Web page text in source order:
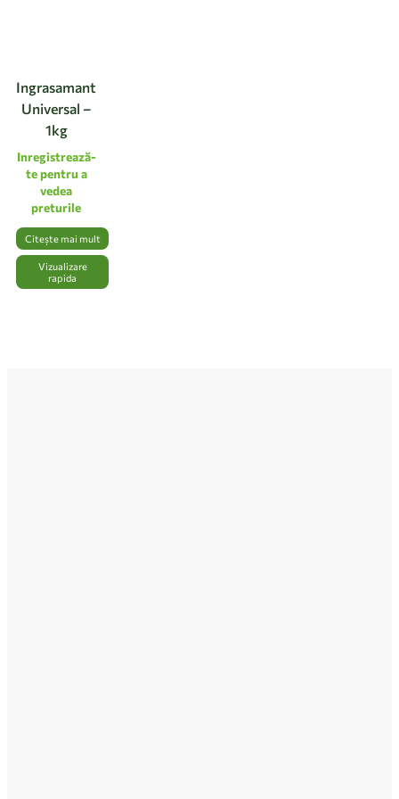
Ingrasamant
Universal –
1kg
Inregistrează-
te pentru a
vedea
preturile
Citește mai mult
Vizualizare
rapida